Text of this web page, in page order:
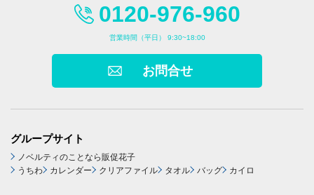
0120-976-960
営業時間（平日） 9:30~18:00
お問合せ
グループサイト
ノベルティのことなら販促花子
うちわ
カレンダー クリアファイル タオル バッグ カイロ